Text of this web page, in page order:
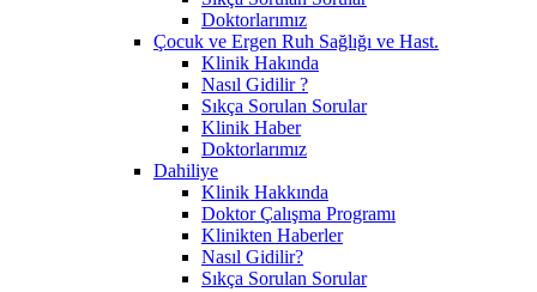
Doktorlarımız
Çocuk ve Ergen Ruh Sağlığı ve Hast.
Klinik Hakında
Nasıl Gidilir ?
Sıkça Sorulan Sorular
Klinik Haber
Doktorlarımız
Dahiliye
Klinik Hakkında
Doktor Çalışma Programı
Klinikten Haberler
Nasıl Gidilir?
Sıkça Sorulan Sorular